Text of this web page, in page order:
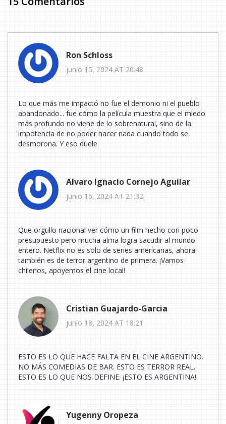
Ron Schloss
junio 15, 2024 AT 20:48
Lo que más me impactó no fue el demonio ni el pueblo
abandonado... fue cómo la película muestra que el miedo
más profundo no viene de lo sobrenatural, sino de la
impotencia de no poder hacer nada cuando todo se
desmorona. Y eso duele.
Alvaro Ignacio Cornejo Aguilar
junio 16, 2024 AT 21:32
Que orgullo nacional ver cómo un film hecho con poco
presupuesto pero mucha alma logra sacudir al mundo
entero. Netflix no es solo de series americanas, ahora
también es de terror argentino de primera. ¡Vamos
chilenos, apoyemos el cine local!
Cristian Guajardo-Garcia
junio 18, 2024 AT 18:21
ESTO ES LO QUE HACE FALTA EN EL CINE ARGENTINO.
NO MÁS COMEDIAS DE BAR. ESTO ES TERROR REAL.
ESTO ES LO QUE NOS DEFINE. ¡ESTO ES ARGENTINA!
Yugenny Oropeza